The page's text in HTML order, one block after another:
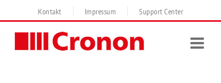
to
Kontakt Impressum Support Center